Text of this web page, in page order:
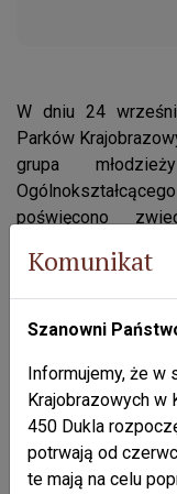
W dniu 24
Parków
grupa
poświęcono
siedzibie Zespołu
odbyły się zajęcia
„Prządki im. Prof.
sposobność
Strzyżowskiego
Galeria
Komunikat
Szanowni
Informujemy, że w
Krajobrazowych w
450 Dukla
potrwają od
te mają na celu